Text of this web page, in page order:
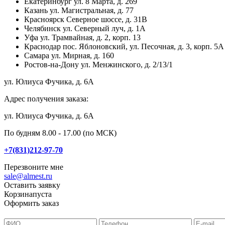
Казань ул. Магистральная, д. 77
Красноярск Северное шоссе, д. 31В
Челябинск ул. Северный луч, д. 1А
Уфа ул. Трамвайная, д. 2, корп. 13
Краснодар пос. Яблоновский, ул. Песочная, д. 3, корп. 5А
Самара ул. Мирная, д. 160
Ростов-на-Дону ул. Менжинского, д. 2/13/1
ул. Юлиуса Фучика, д. 6А
Адрес получения заказа:
ул. Юлиуса Фучика, д. 6А
По будням 8.00 - 17.00 (по МСК)
+7(831)212-97-70
Перезвоните мне
sale@almest.ru
Оставить заявку
Корзинапуста
Оформить заказ